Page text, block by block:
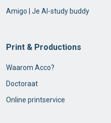
Amigo | Je AI-study buddy
Print & Productions
Waarom Acco?
Doctoraat
Online printservice